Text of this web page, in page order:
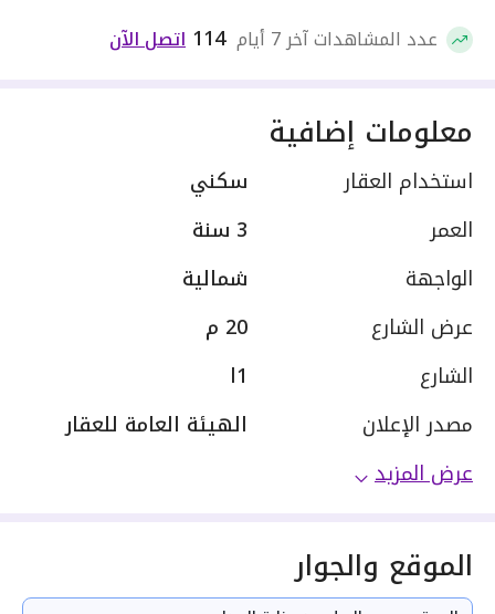
عدد المشاهدات آخر 7 أيام 114 اتصل الآن
معلومات إضافية
استخدام العقار
سكني
العمر
3 سنة
الواجهة
شمالية
عرض الشارع
20 م
الشارع
1ا
مصدر الإعلان
الهيئة العامة للعقار
عرض المزيد
الموقع والجوار